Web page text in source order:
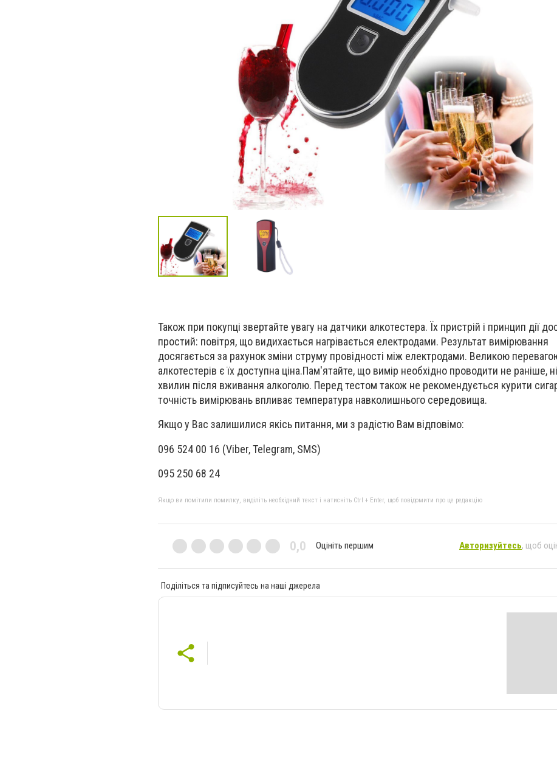
Також при покупці звертайте увагу на датчики алкотестера. Їх пристрій і принцип дії
простий: повітря, що видихається нагрівається електродами. Результат вимірювання
досягається за рахунок зміни струму провідності між електродами. Великою
алкотестерів є їх доступна ціна.Пам'ятайте, що вимір необхідно проводити не раніше,
хвилин після вживання алкоголю. Перед тестом також не рекомендується курити
точність вимірювань впливає температура навколишнього середовища.
Якщо у Вас залишилися якісь питання, ми з радістю Вам відповімо:
096 524 00 16 (Viber, Telegram, SMS)
095 250 68 24
Якщо ви помітили помилку, виділіть необхідний текст і натисніть Ctrl + Enter, щоб повідомити про це редакцію
0,0 Оцініть першим Авторизуйтесь, щоб
Поділіться та підписуйтесь на наші джерела